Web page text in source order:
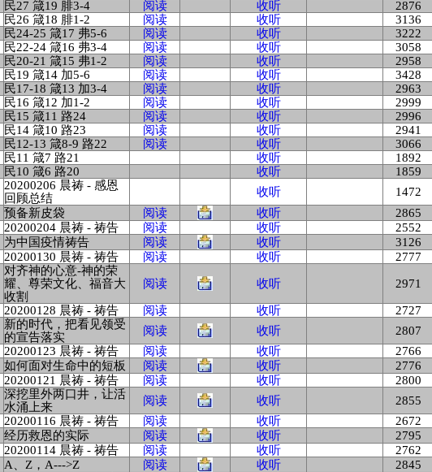
民27 箴19 腓3-4 阅读 收听
2876
民26 箴18 腓1-2 阅读 收听
3136
民24-25 箴17 弗5-6 阅读 收听
3222
民22-24 箴16 弗3-4 阅读 收听
3058
民20-21 箴15 弗1-2 阅读 收听
2958
民19 箴14 加5-6 阅读 收听
3428
民17-18 箴13 加3-4 阅读 收听
2963
民16 箴12 加1-2 阅读 收听
2999
民15 箴11 路24 阅读 收听
2996
民14 箴10 路23 阅读 收听
2941
民12-13 箴8-9 路22 阅读 收听
3066
民11 箴7 路21 收听
1892
民10 箴6 路20 收听
1859
20200206 晨祷 - 感恩
回顾总结
收听
1472
预备新皮袋 阅读 收听
2865
20200204 晨祷 - 祷告 阅读 收听
2552
为中国疫情祷告 阅读 收听
3126
20200130 晨祷 - 祷告 阅读 收听 2777
对齐神的心意-神的荣
耀、尊荣文化、福音大
收割
阅读 收听 2971
20200128 晨祷 - 祷告 阅读 收听
2727
新的时代，把看见领受
的宣告落实
阅读 收听
2807
20200123 晨祷 - 祷告 阅读 收听
2766
如何面对生命中的短板 阅读 收听
2776
20200121 晨祷 - 祷告 阅读 收听
2800
深挖里外两口井，让活
水涌上来
阅读 收听
2855
20200116 晨祷 - 祷告 阅读 收听
2672
经历救恩的实际 阅读 收听
2795
20200114 晨祷 - 祷告 阅读 收听
2762
A、Z，A--->Z 阅读 收听
2845